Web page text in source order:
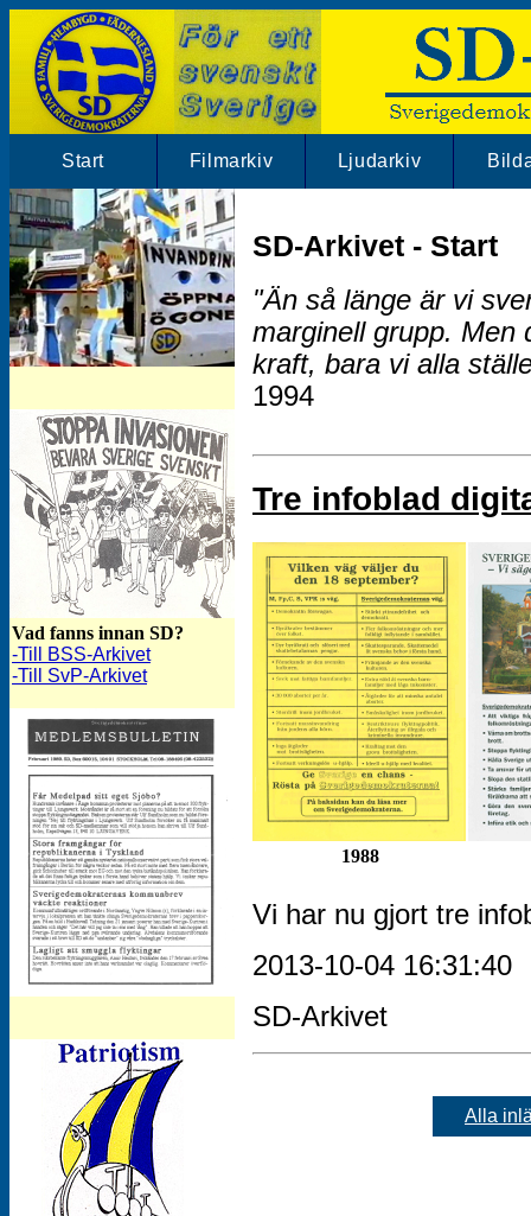
Start Filmarkiv Ljudarkiv
Vad fanns innan SD?
-Till BSS-Arkivet
-Till SvP-Arkivet
SD-Arkivet - Start
"Än så länge är vi
marginell grupp. Men
kraft, bara vi alla
1994
Tre infoblad
1988
Vi har nu gjort tre
2013-10-04 16:31:40
SD-Arkivet
Alla